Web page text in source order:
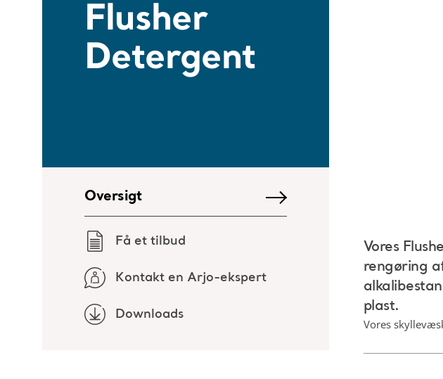
Flusher
Detergent
Oversigt
Få et tilbud
Kontakt en Arjo-ekspert
Downloads
Vores
rengøring
plast.
Vores